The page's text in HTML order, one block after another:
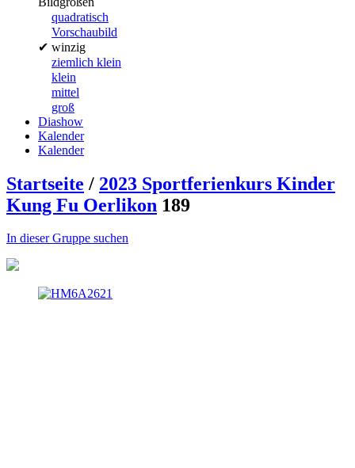
quadratisch
Vorschaubild
✔ winzig
ziemlich klein
klein
mittel
groß
Diashow
Kalender
Kalender
Startseite / 2023 Sportferienkurs Kinder
Kung Fu Oerlikon 189
In dieser Gruppe suchen